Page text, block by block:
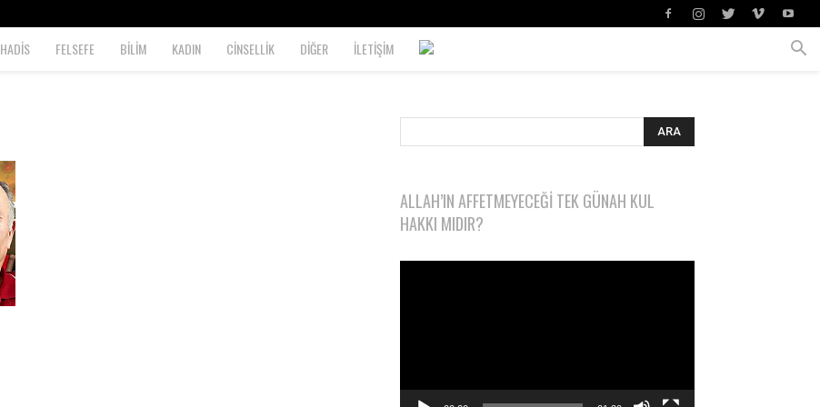
HADİS FELSEFE BİLİM KADIN CİNSELLİK DİĞER İLETİŞİM
ALLAH’IN AFFETMEYECEĞI TEK GÜNAH KUL
HAKKI MIDIR?